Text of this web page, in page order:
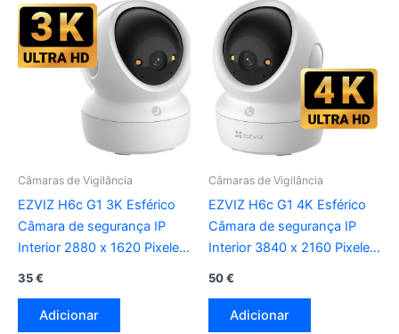
Câmaras de Vigilância
EZVIZ H6c G1 3K Esférico
Câmara de segurança IP
Interior 2880 x 1620 Pixeles
35€
Adicionar
Câmaras de Vigilância
EZVIZ H6c G1 4K Esférico
Câmara de segurança IP
Interior 3840 x 2160 Pixeles
50€
Adicionar